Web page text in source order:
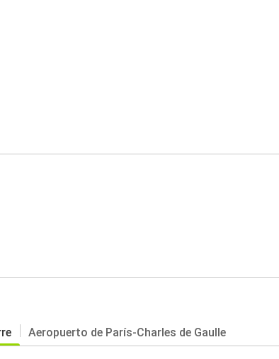
Aeropuerto de París-Charles de Gaulle